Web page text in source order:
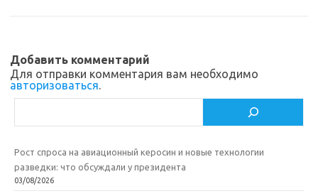
i
k
k
и
т
Добавить комментарий
Для отправки комментария вам необходимо
авторизоваться.
Рост спроса на авиационный керосин и новые технологии
разведки: что обсуждали у президента
03/08/2026